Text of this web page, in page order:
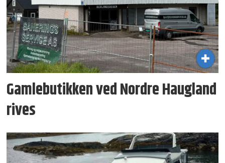
Gamlebutikken ved Nordre Haugland
rives